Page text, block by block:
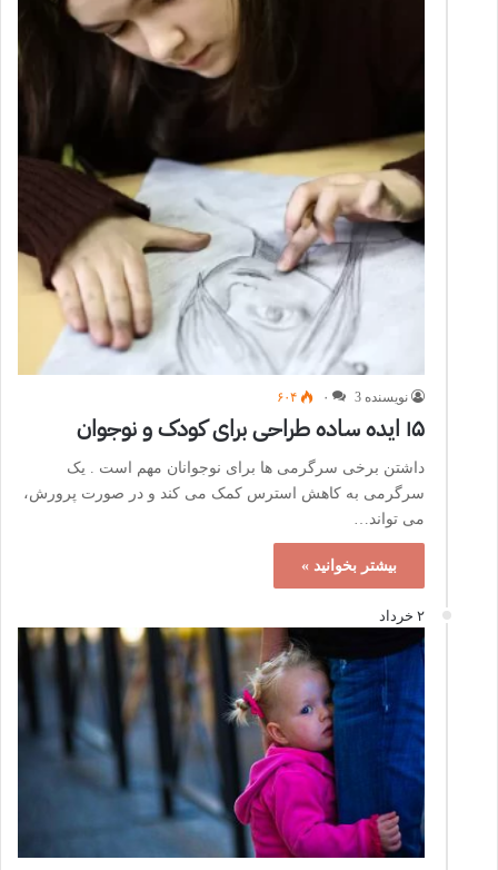
نویسنده 3 ۰ ۶۰۴
۱۵ ایده ساده طراحی برای کودک و نوجوان
داشتن برخی سرگرمی ها برای نوجوانان مهم است . یک
سرگرمی به کاهش استرس کمک می کند و در صورت پرورش،
می تواند…
بیشتر بخوانید »
۲ خرداد